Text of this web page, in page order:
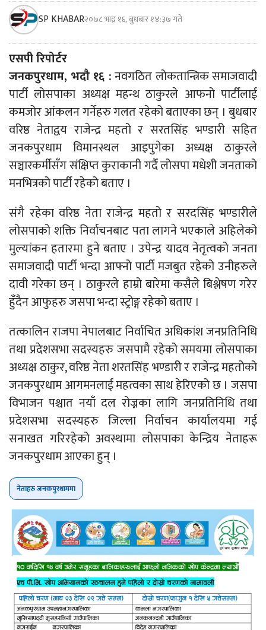
SP KHABAR२०७८ भाद्र १६, बुधबार १४:३७ गते
एसपी रिपोर्टर
जनकपुरधाम, भदौ १६ :नवगठित लोकतान्त्रिक समाजवादी
पार्टी लोसपाका अध्यक्ष महन्थ ठाकुरले आफनो पार्टीलाई
कमजोर आंकलन गर्नेहरु गलत रहेको बताएका छन् । बुधबार
वरिष्ठ नेताद्वय राजेन्द्र महतो र सरतसिंह भण्डारी सहित
जनकपुरधाम विमानस्थल आइपुगेका अध्यक्ष ठाकुरले
सञ्चारकर्मीसँग संक्षिप्त कुराकानी गर्दै लोसपा मधेशी जनताको
मनभित्रको पार्टी रहेको बताए ।
संगै रहेका वरिष्ठ नेता राजेन्द्र महतो र सरदसिंह भण्डारीले
लोसपाको शक्ति निर्वाचनबाट पता लागने भएकाले अहिलेको
मुल्यांकन हतारमा हुने बताए । उपेन्द्र यादव नेतृत्वको जनता
समाजवादी पार्टी भन्दा आफ्नो पार्टी मजबुत रहेको उनीहरुले
दावी गरेका छन् । ठाकुरले हाम्रो बारेमा कसैले बिश्लेषण गरेर
हुँदैन आफुहरु जसपा भन्दा स्ट्रोङ्ग रहेको बताए ।
तत्कालिन राजपा नेपालबाट निर्वाचित अधिकांश जनप्रतिनिधि
तथा प्रदेशसभा सदस्यहरु जसपामै रहेको समयमा लोसपाका
अध्यक्ष ठाकुर, वरिष्ठ नेता शरतसिंह भण्डारी र राजेन्द्र महतोको
जनकपुरधाम आगमनलाई महत्वका साथ हेरिएको छ । जसपा
विभाजन पश्चात नयाँ दल रोज्नका लागि जनप्रतिनिधि तथा
प्रदेशसभा सदस्यहरु जिल्ला निर्वाचन कार्यालयमा गई
सनाखत गरिरहेको अवस्थामा लोसपाका केन्द्रिय नेताहरू
जनकपुरधाम आएका हुन् ।
नेताहरु जनकपुरधाममा